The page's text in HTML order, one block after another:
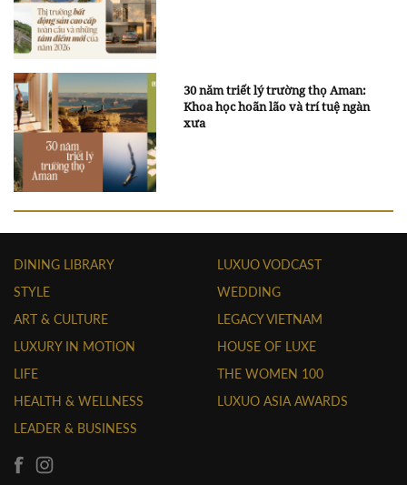
30 năm triết lý trường thọ Aman:
Khoa học hoãn lão và trí tuệ ngàn
xưa
DINING LIBRARY
STYLE
ART & CULTURE
LUXURY IN MOTION
LIFE
HEALTH & WELLNESS
LEADER & BUSINESS
LUXUO VODCAST
WEDDING
LEGACY VIETNAM
HOUSE OF LUXE
THE WOMEN 100
LUXUO ASIA AWARDS